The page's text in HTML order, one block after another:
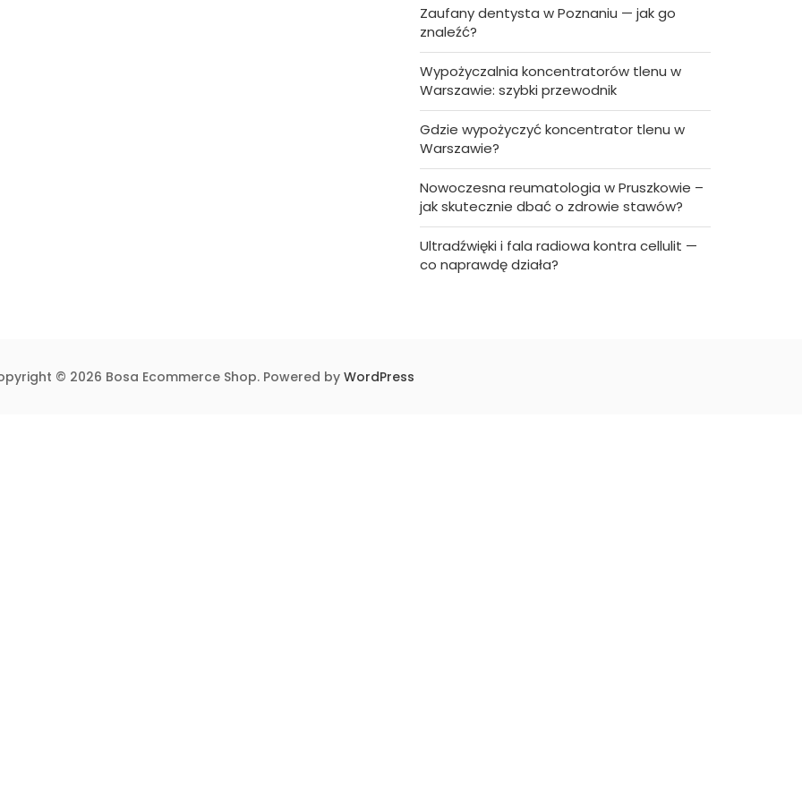
Zaufany dentysta w Poznaniu — jak go
znaleźć?
Wypożyczalnia koncentratorów tlenu w
Warszawie: szybki przewodnik
Gdzie wypożyczyć koncentrator tlenu w
Warszawie?
Nowoczesna reumatologia w Pruszkowie –
jak skutecznie dbać o zdrowie stawów?
Ultradźwięki i fala radiowa kontra cellulit —
co naprawdę działa?
© 2026 Bosa Ecommerce Shop. Powered by WordPress